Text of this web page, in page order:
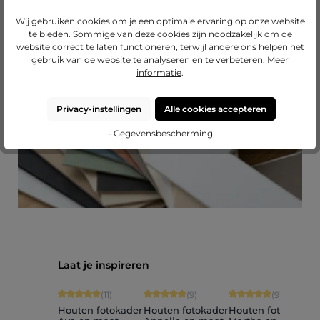
Passend passe-partout?
Breid uw lijst uit met een hoogwaardig passe-
partout van Mijnlievelingslijst.
naar onze passe-partouts
Productgalerij overslaan
Laat je inspireren
Gemiddelde score van 5 op 5 sterren
(11)
Houten fotokader
Gemiddelde score van 5 op 5 sterren
(9)
Houten fotokader
Gemiddelde score
(9)
Houten fotokader
Wij gebruiken cookies om je een optimale ervaring op onze website
te bieden. Sommige van deze cookies zijn noodzakelijk om de
website correct te laten functioneren, terwijl andere ons helpen het
gebruik van de website te analyseren en te verbeteren. Meer
informatie.
Privacy-instellingen Alle cookies accepteren
- Gegevensbescherming